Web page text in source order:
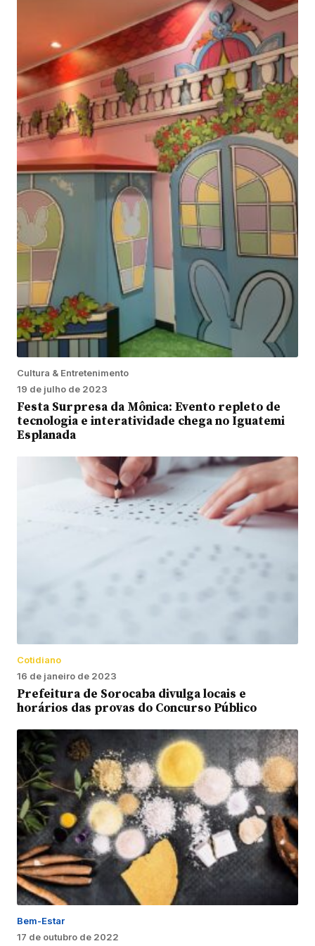
Cultura & Entretenimento
19 de julho de 2023
Festa Surpresa da Mônica: Evento repleto de
tecnologia e interatividade chega no Iguatemi
Esplanada
Cotidiano
16 de janeiro de 2023
Prefeitura de Sorocaba divulga locais e
horários das provas do Concurso Público
Bem-Estar
17 de outubro de 2022